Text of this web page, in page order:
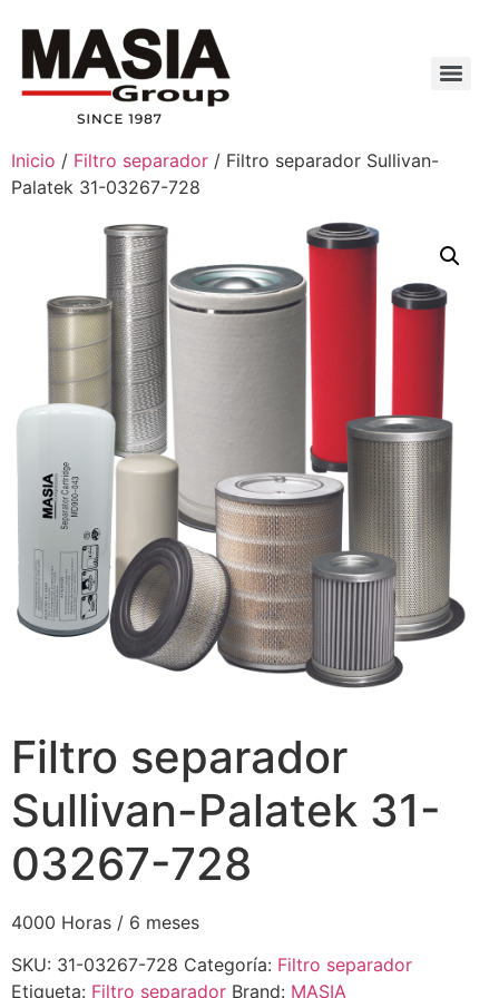
Inicio / Filtro separador / Filtro separador Sullivan-
Palatek 31-03267-728
Filtro separador
Sullivan-Palatek 31-
03267-728
4000 Horas / 6 meses
SKU: 31-03267-728 Categoría: Filtro separador
Etiqueta: Filtro separador Brand: MASIA